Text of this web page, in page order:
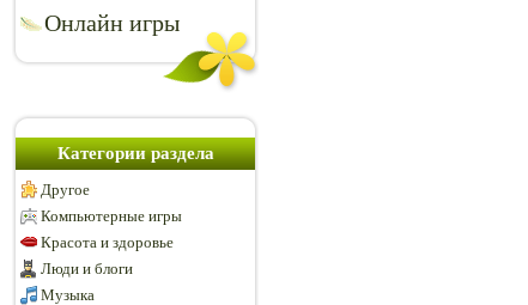
Онлайн игры
Категории раздела
Другое
Компьютерные игры
Красота и здоровье
Люди и блоги
Музыка